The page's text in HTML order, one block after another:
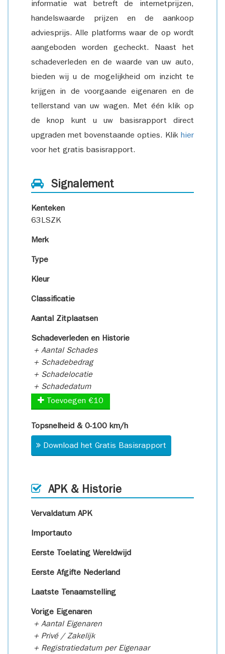
informatie wat betreft de internetprijzen,
handelswaarde prijzen en de aankoop
adviesprijs. Alle platforms waar de op wordt
aangeboden worden gecheckt. Naast het
schadeverleden en de waarde van uw auto,
bieden wij u de mogelijkheid om inzicht te
krijgen in de voorgaande eigenaren en de
tellerstand van uw wagen. Met één klik op
de knop kunt u uw basisrapport direct
upgraden met bovenstaande opties. Klik hier
voor het gratis basisrapport.
Signalement
Kenteken
63LSZK
Merk
Type
Kleur
Classificatie
Aantal Zitplaatsen
Schadeverleden en Historie
+ Aantal Schades
+ Schadebedrag
+ Schadelocatie
+ Schadedatum
Toevoegen €10
Topsnelheid & 0-100 km/h
Download het Gratis Basisrapport
APK & Historie
Vervaldatum APK
Importauto
Eerste Toelating Wereldwijd
Eerste Afgifte Nederland
Laatste Tenaamstelling
Vorige Eigenaren
+ Aantal Eigenaren
+ Privé / Zakelijk
+ Registratiedatum per Eigenaar